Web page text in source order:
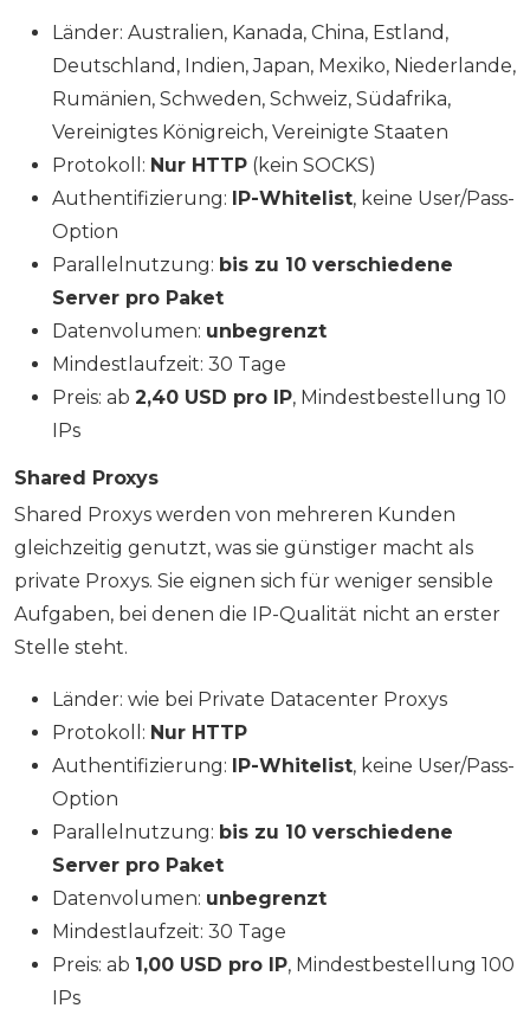
Länder: Australien, Kanada, China, Estland,
Deutschland, Indien, Japan, Mexiko, Niederlande,
Rumänien, Schweden, Schweiz, Südafrika,
Vereinigtes Königreich, Vereinigte Staaten
Protokoll: Nur HTTP (kein SOCKS)
Authentifizierung:
IP-Whitelist, keine User/Pass-
Option
Parallelnutzung: bis zu 10 verschiedene
Server pro Paket
Datenvolumen: unbegrenzt
Mindestlaufzeit: 30 Tage
Preis: ab 2,40 USD pro IP, Mindestbestellung 10
IPs
Shared Proxys
Shared Proxys werden von mehreren Kunden
gleichzeitig genutzt, was sie günstiger macht als
private Proxys. Sie eignen sich für weniger sensible
Aufgaben, bei denen die IP-Qualität nicht an erster
Stelle steht.
Länder: wie bei Private Datacenter Proxys
Protokoll: Nur HTTP
Authentifizierung:
IP-Whitelist, keine User/Pass-
Option
Parallelnutzung: bis zu 10 verschiedene
Server pro Paket
Datenvolumen: unbegrenzt
Mindestlaufzeit: 30 Tage
Preis: ab 1,00 USD pro IP, Mindestbestellung 100
IPs